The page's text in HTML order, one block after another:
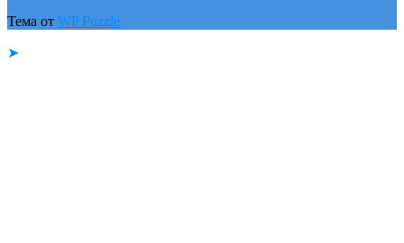
Тема от WP Puzzle
➤